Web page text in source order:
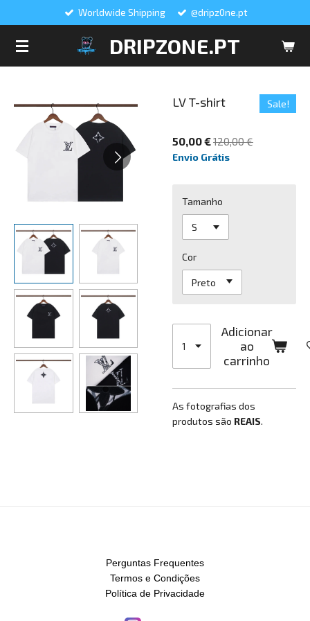
DRIPZONE.PT
Worldwide Shipping @dripz0ne.pt
LV T-shirt Sale!
50,00 €120,00 €
Envio Grátis
Tamanho
Cor
Adicionar
ao
carrinho
As fotografias dos
produtos são REAIS.
Perguntas Frequentes
Termos e Condições
Política de Privacidade